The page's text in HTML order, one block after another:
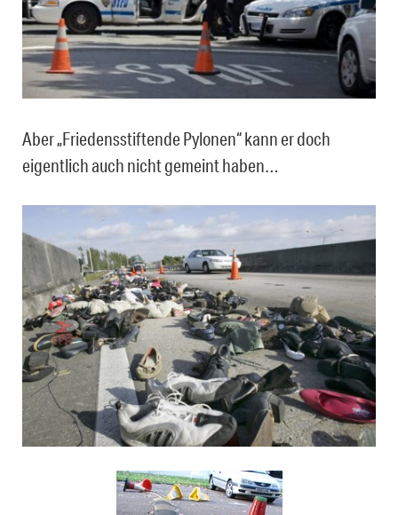
Aber „Friedensstiftende Pylonen“ kann er doch
eigentlich auch nicht gemeint haben…